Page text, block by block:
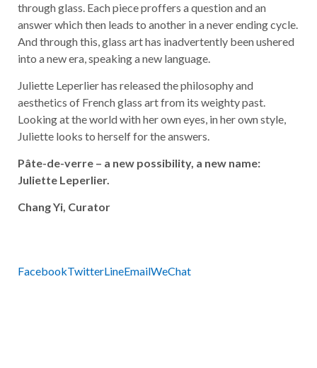
through glass. Each piece proffers a question and an
answer which then leads to another in a never ending cycle.
And through this, glass art has inadvertently been ushered
into a new era, speaking a new language.
Juliette Leperlier has released the philosophy and
aesthetics of French glass art from its weighty past.
Looking at the world with her own eyes, in her own style,
Juliette looks to herself for the answers.
Pâte-de-verre – a new possibility, a new name:
Juliette Leperlier.
Chang Yi, Curator
FacebookTwitterLineEmailWeChat